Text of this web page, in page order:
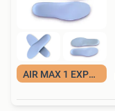
AIR MAX 1 EXPERT